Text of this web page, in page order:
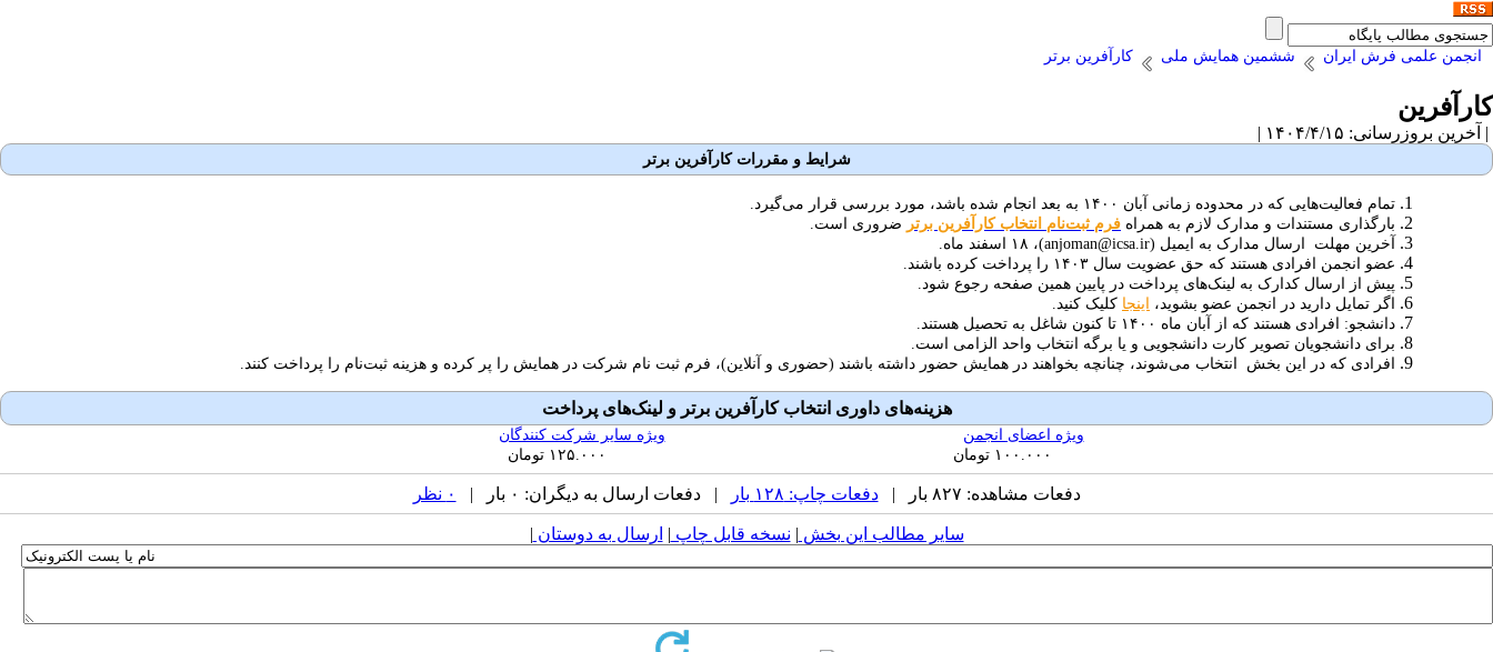
انجمن علمی فرش ایران ششمین همایش ملی کارآفرین برتر
کارآفرین
| آخرین بروزرسانی: ۱۴۰۴/۴/۱۵ |
شرایط و مقررات کارآفرین برتر
تمام فعالیت‌هایی که در محدوده زمانی آبان ۱۴۰۰ به بعد انجام شده باشد، مورد بررسی قرار می‌گیرد.
بارگذاری مستندات و مدارک لازم به همراه فرم ثبت‌نام انتخاب کارآفرین برتر ضروری است.
آخرین مهلت ارسال مدارک به ایمیل (anjoman@icsa.ir)،
۱۸ اسفند ماه.
عضو انجمن افرادی هستند که حق عضویت سال ۱۴۰۳ را پرداخت کرده باشند.
پیش از ارسال کدارک به لینک‌های پرداخت در پایین همین صفحه رجوع شود.
اگر تمایل دارید در انجمن عضو بشوید،
اینجا کلیک کنید.
دانشجو: افرادی هستند که از آبان ماه ۱۴۰۰ تا کنون شاغل به تحصیل هستند.
برای دانشجویان تصویر کارت دانشجویی و یا برگه انتخاب واحد الزامی است.
افرادی که در این بخش انتخاب می‌شوند، چنانچه بخواهند در همایش حضور داشته باشند (حضوری و آنلاین)، فرم ثبت نام شرکت در همایش را پر کرده و هزینه ثبت‌نام را پرداخت کنند.
هزینه‌های داوری انتخاب کارآفرین برتر و لینک‌های پرداخت
ویژه اعضای انجمن
ویژه سایر شرکت کنندگان
۱۰۰.۰۰۰ تومان ۱۲۵.۰۰۰ تومان
دفعات مشاهده: ۸۲۷ بار | دفعات چاپ: ۱۲۸ بار | دفعات ارسال به دیگران: ۰ بار | ۰ نظر
سایر مطالب این بخش | نسخه قابل چاپ | ارسال به دوستان |